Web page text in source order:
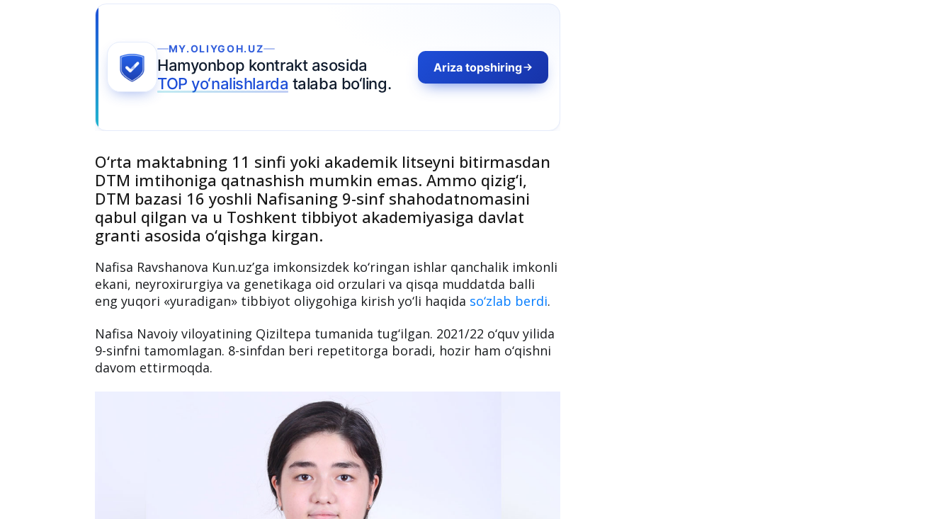
O‘rta maktabning 11 sinfi yoki akademik litseyni bitirmasdan
DTM imtihoniga qatnashish mumkin emas. Ammo qizig‘i,
DTM bazasi 16 yoshli Nafisaning 9-sinf shahodatnomasini
granti asosida o‘qishga kirgan.
Nafisa Ravshanova Kun.uz’ga imkonsizdek ko‘ringan ishlar qanchalik imkonli
eng yuqori «yuradigan» tibbiyot oliygohiga kirish yo‘li haqida
Nafisa Navoiy viloyatining Qiziltepa tumanida tug‘ilgan. 2021/22 o‘quv yilida
9-sinfni tamomlagan. 8-sinfdan beri repetitorga boradi, hozir ham o‘qishni